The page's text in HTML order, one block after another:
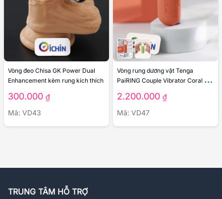
Vòng đeo Chisa GK Power Dual
Enhancement kèm rung kích thích
300.000 ₫
Mã: VD43
Vòng rung dương vật Tenga
PaiRING Couple Vibrator Coral đa
2.200.000 ₫
Mã: VD47
TRUNG TÂM HỖ TRỢ